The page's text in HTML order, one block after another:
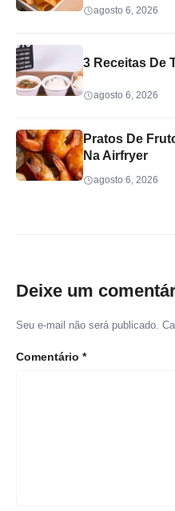
agosto 6, 2026
3 Receitas De
agosto 6, 2026
Pratos De
Na Airfryer
agosto 6, 2026
Deixe um
Seu e-mail não será publicado.
Comentário *